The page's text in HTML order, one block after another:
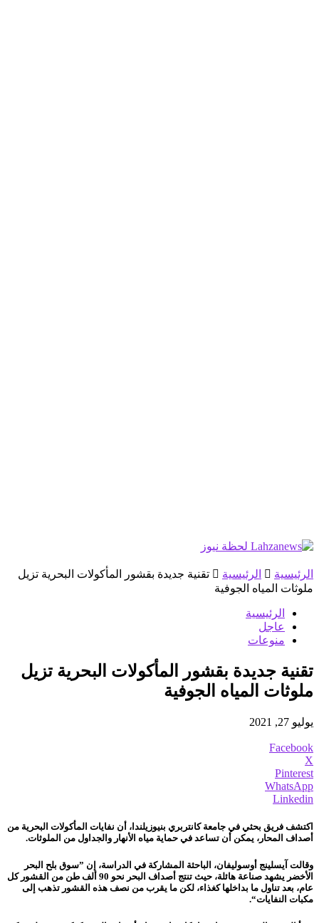
الرئيسية الرئيسية
تقنية جديدة بقشور المأكولات البحرية‎ تزيل
ملوثات المياه الجوفية
الرئيسية
عاجل
منوعات
تقنية جديدة بقشور المأكولات البحرية‎ تزيل
ملوثات المياه الجوفية
يوليو 27, 2021
Facebook
X
Pinterest
WhatsApp
Linkedin
اكتشف فريق بحثي في جامعة كانتربري بنيوزيلندا، أن نفايات المأكولات البحرية من
أصداف المحار، يمكن أن تساعد في حماية مياه الأنهار والجداول من الملوثات.
وقالت آيسلينج أوسوليفان، الباحثة المشاركة في الدراسة، إن ”سوق بلح البحر
الأخضر يشهد صناعة هائلة، حيث تنتج أصداف البحر نحو 90 ألف طن من القشور كل
عام، بعد تناول ما بداخلها كغذاء، لكن ما يقرب من نصف هذه القشور تذهب إلى
مكبات النفايات“.